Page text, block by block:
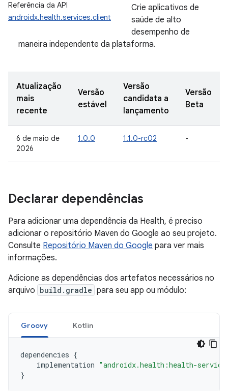
Referência da API
androidx.health.services.client
Crie aplicativos de
saúde de alto
desempenho de
maneira independente da plataforma.
Atualização
mais
recente
Versão
estável
Versão
candidata a
lançamento
Versão
Beta
6 de maio de
2026
1.0.0 1.1.0-rc02 -
Declarar dependências
Para adicionar uma dependência da Health, é preciso
adicionar o repositório Maven do Google ao seu projeto.
Consulte Repositório Maven do Google para ver mais
informações.
Adicione as dependências dos artefatos necessários no
arquivo build.gradle para seu app ou módulo:
Groovy Kotlin
dependencies {
implementation "androidx.health:health-
}